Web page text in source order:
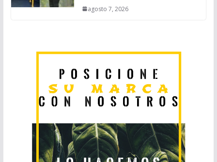
agosto 7, 2026